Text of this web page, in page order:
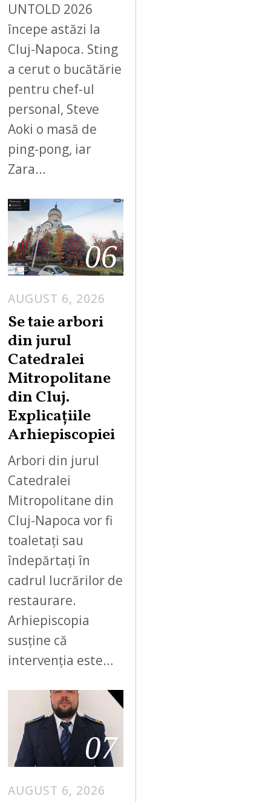
UNTOLD 2026
începe astăzi la
Cluj-Napoca. Sting
a cerut o bucătărie
pentru chef-ul
personal, Steve
Aoki o masă de
ping-pong, iar
Zara…
06
AUGUST 6, 2026
Se taie arbori
din jurul
Catedralei
Mitropolitane
din Cluj.
Explicațiile
Arhiepiscopiei
Arbori din jurul
Catedralei
Mitropolitane din
Cluj-Napoca vor fi
toaletați sau
îndepărtați în
cadrul lucrărilor de
restaurare.
Arhiepiscopia
susține că
intervenția este…
07
AUGUST 6, 2026